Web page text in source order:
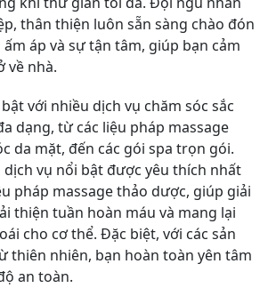
thân thiện luôn sẵn sàng chào đón
áp và sự tận tâm, giúp bạn cảm
về nhà.
với nhiều dịch vụ chăm sóc sắc
dạng, từ các liệu pháp massage
da mặt, đến các gói spa trọn gói.
vụ nổi bật được yêu thích nhất
pháp massage thảo dược, giúp giải
thiện tuần hoàn máu và mang lại
cho cơ thể. Đặc biệt, với các sản
thiên nhiên, bạn hoàn toàn yên tâm
an toàn.